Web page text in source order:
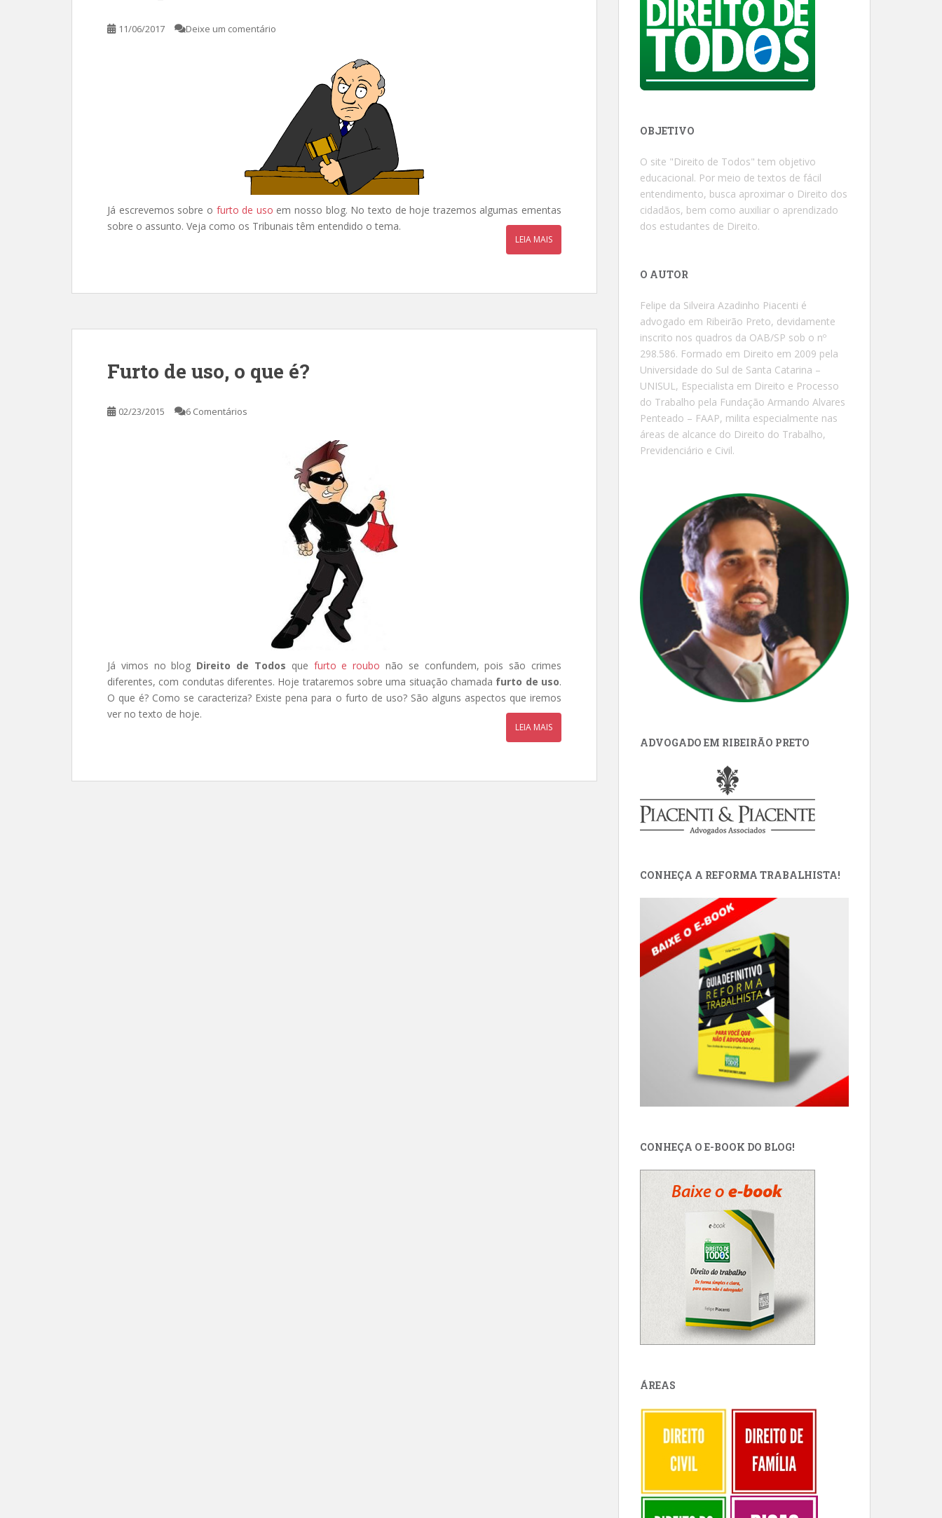
11/06/2017 Deixe um comentário
Já escrevemos sobre o furto de uso em nosso blog. No texto de hoje trazemos algumas ementas
sobre o assunto. Veja como os Tribunais têm entendido o tema.
LEIA MAIS
Furto de uso, o que é?
02/23/2015 6 Comentários
Já vimos no blog Direito de Todos que furto e roubo não se confundem, pois são crimes
diferentes, com condutas diferentes. Hoje trataremos sobre uma situação chamada furto de uso.
O que é? Como se caracteriza? Existe pena para o furto de uso? São alguns aspectos que iremos
ver no texto de hoje.
LEIA MAIS
OBJETIVO
O site "Direito de Todos" tem objetivo
educacional. Por meio de textos de fácil
entendimento, busca aproximar o Direito dos
cidadãos, bem como auxiliar o aprendizado
dos estudantes de Direito.
O AUTOR
Felipe da Silveira Azadinho Piacenti é
advogado em Ribeirão Preto, devidamente
inscrito nos quadros da OAB/SP sob o nº
298.586. Formado em Direito em 2009 pela
Universidade do Sul de Santa Catarina –
UNISUL, Especialista em Direito e Processo
do Trabalho pela Fundação Armando Alvares
Penteado – FAAP, milita especialmente nas
áreas de alcance do Direito do Trabalho,
Previdenciário e Civil.
ADVOGADO EM RIBEIRÃO PRETO
CONHEÇA A REFORMA TRABALHISTA!
CONHEÇA O E-BOOK DO BLOG!
ÁREAS